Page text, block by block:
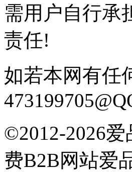
需用户自行承
责任!
如若本网有任
©2012-2026
费B2B网站爱